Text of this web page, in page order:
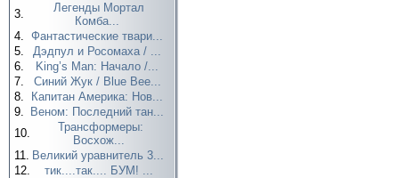
3.
Легенды Мортал
Комба...
4. Фантастические твари...
5.
Дэдпул и Росомаха / ...
6.
King’s Man: Начало /...
7.
Синий Жук / Blue Bee...
8.
Капитан Америка: Нов...
9.
Веном: Последний тан...
10.
Трансформеры:
Восхож...
11. Великий уравнитель 3...
12.
тик....так.... БУМ! ...